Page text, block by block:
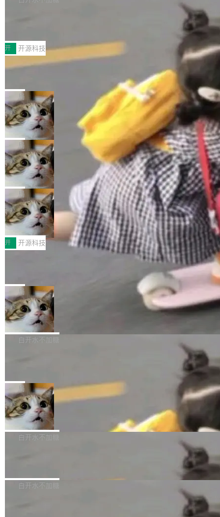
常维护操作，并完整支持 Iceberg V3 格式。
村国家自主创新示范区会议中心开幕。本届大会
由中关村智联软件服务业质量创新联盟主办，以
“智构可信·质创未来——AI原生时代的质量新范
式”为主题，直面AI从实验室走向规模化产业落地
的核心质量命题。会上，《2026智能研发生产力
工具选型手册》发布，Testin云测的Testin XAge
nt智能测试系统入选AI测试领域代表产品。对CI
O而言，这提示了一个转变：AI测试正在从效率
工具升级为企业的质量基础设施。 CIO面对的新
现实 过去两年，CIO们的焦虑清单上多了两项：
一是如何让大模型和智能体应用安全地从PoC走
向生产，二是如何让测试团队跟得上AI应用...
开 开源科技
让非法状态不可表示：一篇关于 ADT
有一种东西，一旦用过就回不去了。Alex Fedos
eev 管它叫"软件设计的基石"。 他说的东西不新
鲜——代数数据类型（ADT），尤其是和类型
（sum type）。但他说清楚了一件事：这不是类
型系统的学术体操，是日常编码的思维方式。 文
章从一个简单的例子切入。一个网站的深色主题
设置，如果用布尔值 + 可空字段来表示——bool
ean 表示是否可切换，nullable 的默认模式、浅
色方案、深色方案——会产生大量无意义的组
合。方案缺了、配置冲突了、全 null 了。要知道
哪些组合有效，作者说，你得靠"文档、校验、或
者部落知识"。 换个写法。Rust 的 enum，两个
变体：Switchable...
局
Cloudflare 开源内部企业 AI 平台 Clou
dflare OS
Cloudflare 发布了一个开源项目 Cloudflare O
S。如果你只看官方博客，你会觉得这是又一
个"AI 知识库 + 聊天机器人"——每个大厂都在
做，没什么新鲜的。 但 Kenton Varda 在 Twitte
r 上把事情说清楚了： 今天我们发布了 Cloudfla
re OS，一个带连接器的聊天机器人，跟其他所
有科技公司做的一样。只不过，实际上它不一
样。这是 Sandstorm.io 的重制版，我十年前的
那个创业公司。不同的是，这次它构建在 Cloudf
lare Workers 上——我花了九年时间搭建的平台
——并且深度集成了 AI。这基本上是我十年秘密
局
Deno 团队开源 Celld，可自托管的分
布式 Durable Objects
Ryan Dahl 领导的 Deno 团队推出了最新开源项
目 Celld，一个能在自己机器上运行 Cloudflare
Workers 和 Durable Objects 的守护进程。 设
计思路很直接：每个对象是一个独立的 SQLite
数据库，按名称寻址，复制到你自己的 S3 兼容
存储库里。节点之间只通过这个存储库协调——
没有控制平面，没有共识协议。每个对象自带一
个小型数据库，应用天然按分片构建，单个数据
库的竞争和爆炸半径问题在设计层面就被消除
了。 闲置的 cell 会休眠到几乎不占资源。当 cel
l 迁移或唤醒时，新宿主从 S3 恢复 SQLite 数据
库继续执行。存储库是持久化的唯一真相...
局
鲁大师7月新机性能/流畅/AI榜：vivo夺
性能、流畅双第一，三星Galaxy Z系列
新折叠缺席
2026年7月的手机市场，由于存储等硬件成本暴
增，手机厂商的日子也不好过啊，新机速度明显
放缓，因此硝烟味淡了许多。新机参数规格除开
高价的三星折叠（三星Galaxy Z Fold8 Ultra / Z
Fold8 / Z Flip8）外，其余要么是中低端机器，
例如iQOO Z11i、REDMI Note 17、REDMI No
te 17 Pro、OPPO K15，要么是vivo X300 E这
样的次旗舰。 Galaxy Z Fold8 Ultra / Z Fold8 /
Z Flip8三款折叠屏新机均在7月22日发布，且全
部搭载骁龙8 Elite Gen5 for Galaxy，它们本该
开 开源科技
Zed 编辑器团队发布了新项目——DeltaDB，一
个在 git commit 之间记录每一次编辑操作的版
本控制系统。目前处于 Early Access 阶段。 De
ltaDB 的核心思路直接写在 landing page 最显
眼的位置：「Software is made between com
mits」——软件是在 commit 之间写出来的。git
是把这段空隙补上。 回退到任何一次编辑：Delt
aDB 捕获 commit 之间的每一次操作，...
局
SpaceXAI 单季资本开支达 183 亿美元
根据风险投资人Tomer Tunguz 博客（VC 分
析）披露的最新分析与第二季度业绩报告，Spac
微软同期总资本开支的四成。 与亚马逊、Alpha
bet、微软以及 Meta 等传统科技巨头相比，Spa
ceXAI的资金消耗速度尤为引人瞩目。然而，支
撑庞大支出的资金来源却呈现出截然不同的面
貌。数据显示，微软和 Meta 主要依托充沛的经
白开水不加糖
一个在终端里运行的编程 agent；Muse Spark
1.2，驱动这个 agent 的新模型。一句话概括：
你可以用 curl -fsSL https://dev.meta.ai/install.
sh | bash 安装一个能在大项目里自动规划、写
代码、验证结果的 AI 终端工具。 据介绍，Muse
个主 agent 循环，外加一组后台 agent。这些后
局
美团开源 LoHoSearch，用知识图谱校
准 AI 能力认知
机器出题的前提，是让机器拥有全局视野。整个
构建流程可以分为四个环节：建图 → 控制难度
白开水不加糖
库，并将作为transport接入Mooncake TENT。
白开水不加糖